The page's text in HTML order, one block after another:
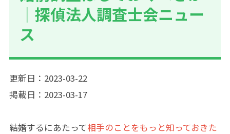
｜探偵法人調査士会ニュー
ス
更新日：2023-03-22
掲載日：2023-03-17
結婚するにあたって相手のことをもっと知っておきた